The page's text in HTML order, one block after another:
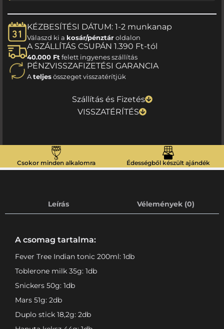
KÉZBESÍTÉSI DÁTUM: 1-2 munkanap
Válaszd ki a kosár/pénztároldalon
A SZÁLLÍTÁS CSUPÁN 1.390 Ft-tól
40.000 Ftfelett ingyenes szállítás
PÉNZVISSZAFIZETÉSI GARANCIA
Ateljesösszeget visszatérítjük
Szállítás és Fizetés
VISSZATÉRÍTÉS
Csokor minden alkalomra Édességből készült ajándék
Leírás Vélemények (0)
A csomag tartalma:
Fever Tree Indian tonic 200ml: 1db
Toblerone milk 35g: 1db
Snickers 50g: 1db
Mars 51g: 2db
Duplo stick 18,2g: 2db